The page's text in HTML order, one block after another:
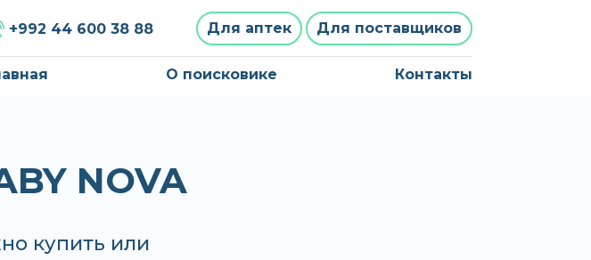
+992 44 600 38 88 Для аптек Для поставщиков
О поисковике Контакты
NOVA
купить или